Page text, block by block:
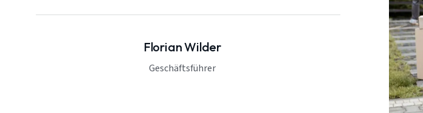
Florian Wilder
Geschäftsführer